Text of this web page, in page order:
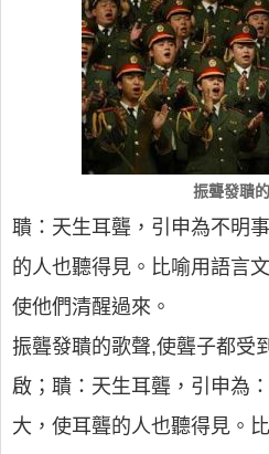
振聾發聵
聵：天生耳聾，引申為不明
的人也聽得見。比喻用語言
使他們清醒過來。
振聾發聵的歌聲,使聾子都受
啟；聵：天生耳聾，引申為
大，使耳聾的人也聽得見。